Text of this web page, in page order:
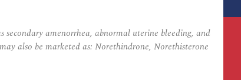
amenorrhea, abnormal uterine bleeding, and
also be marketed as: Norethindrone, Norethisterone